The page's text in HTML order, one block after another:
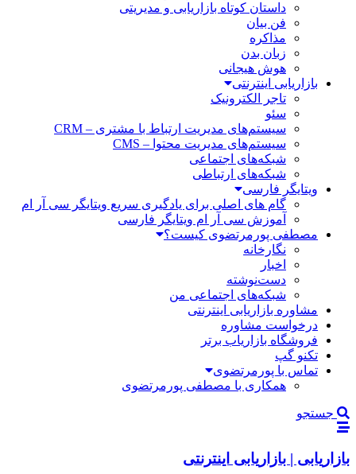
داستان کوتاه بازاریابی و مدیریتی
فن بیان
مذاکره
زبان بدن
هوش هیجانی
بازاریابی اینترنتی
تاجر الکترونیک
سئو
سیستم‌های مدیریت ارتباط با مشتری – CRM
سیستم‌های مدیریت محتوا – CMS
شبکه‌های اجتماعی
شبکه‌های ارتباطی
ویتایگر فارسی
گام های اصلی برای یادگیری سریع ویتایگر سی آر ام
آموزش سی آر ام ویتایگر فارسی
مصطفی پورمرتضوی کیست؟
نگارخانه
اخبار
دست‌نوشته
شبکه‌های اجتماعی من
مشاوره بازاریابی اینترنتی
درخواست مشاوره
فروشگاه بازاریاب برتر
تکنو گپ
تماس با پورمرتضوی
همکاری با مصطفی پورمرتضوی
جستجو
بازاریابی | بازاریابی اینترنتی